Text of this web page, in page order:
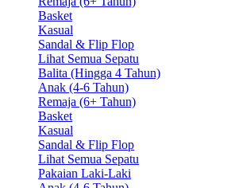
Basket
Kasual
Sandal & Flip Flop
Lihat Semua Sepatu
Balita (Hingga 4 Tahun)
Anak (4-6 Tahun)
Remaja (6+ Tahun)
Basket
Kasual
Sandal & Flip Flop
Lihat Semua Sepatu
Pakaian Laki-Laki